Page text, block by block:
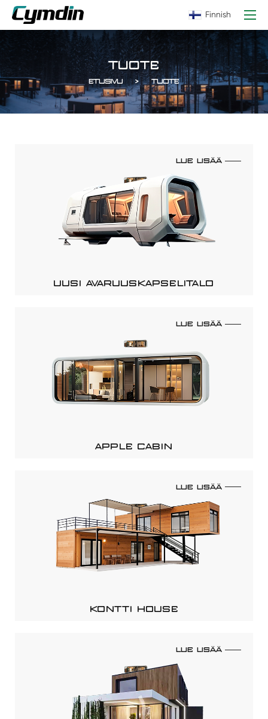
Finnish
TUOTE
ETUSIVU TUOTE
UUSI AVARUUSKAPSELITALO
LUE LISÄÄ
APPLE CABIN
LUE LISÄÄ
KONTTI HOUSE
LUE LISÄÄ
LUE LISÄÄ